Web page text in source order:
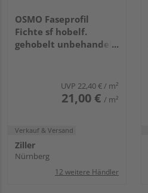
OSMO Faseprofil
Fichte sf hobelf.
gehobelt unbehandelt
UVP 22,40 €/ m²
21,00 € / m²
Verkauf & Versand
Ziller
Nürnberg
12 weitere Händler